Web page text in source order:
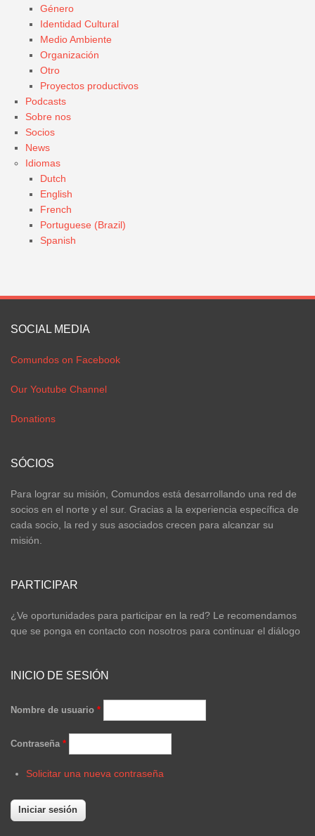
Género
Identidad Cultural
Medio Ambiente
Organización
Otro
Proyectos productivos
Podcasts
Sobre nos
Socios
News
Idiomas
Dutch
English
French
Portuguese (Brazil)
Spanish
SOCIAL MEDIA
Comundos on Facebook
Our Youtube Channel
Donations
SÓCIOS
Para lograr su misión, Comundos está desarrollando una red de
socios en el norte y el sur. Gracias a la experiencia específica de
cada socio, la red y sus asociados crecen para alcanzar su
misión.
PARTICIPAR
¿Ve oportunidades para participar en la red? Le recomendamos
que se ponga en contacto con nosotros para continuar el diálogo
INICIO DE SESIÓN
Nombre de usuario *
Contraseña *
Solicitar una nueva contraseña